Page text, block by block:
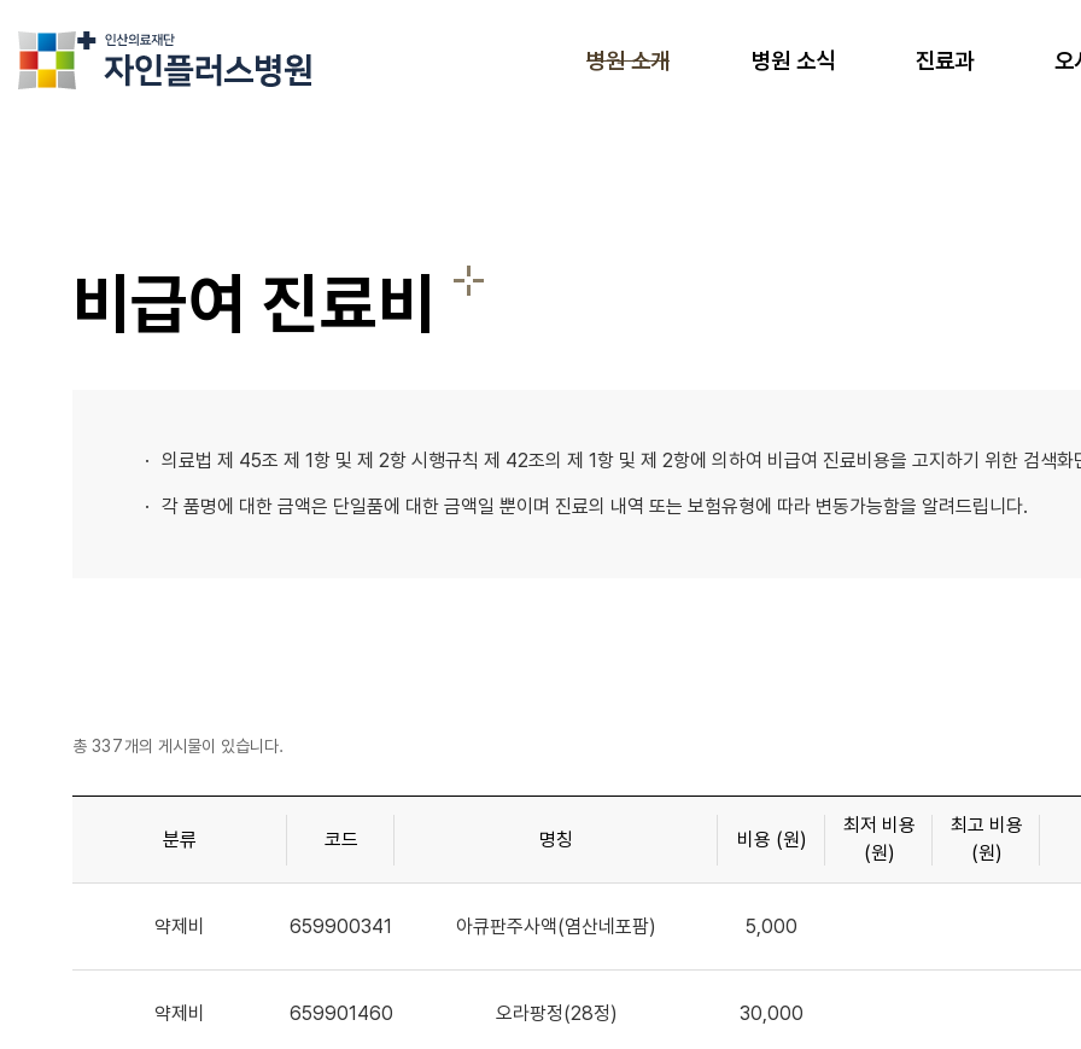
병원 소개 병원 소식 진료과 오
비급여 진료비
의료법 제 45조 제 1항 및 제 2항 시행규칙 제 42조의 제 1항 및 제 2항에 의하여 비급여 진료비용을 고지하기 위한 검색화
각 품명에 대한 금액은 단일품에 대한 금액일 뿐이며 진료의 내역 또는 보험유형에 따라 변동가능함을 알려드립니다.
총 337개의 게시물이 있습니다.
분류 코드 명칭 비용 (원)
최저 비용
(원)
최고 비용
(원)
약제비 659900341 아큐판주사액(염산네포팜) 5,000
약제비 659901460 오라팡정(28정) 30,000